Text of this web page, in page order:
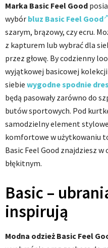
Marka Basic Feel Good
wybór bluz Basic Feel Good
szarym, brązowy, czy ecru.
z kapturem lub wybrać dla
przez głowę. By codzienny
wyjątkowej basicowej
siebie wygodne spodnie
będą pasowały zarówno do
butów sportowych. Pod
samodzielny element
komfortowe w użytkowaniu
Basic Feel Good znajdziesz
błękitnym.
Basic –
inspirują
Modna odzież Basic Feel